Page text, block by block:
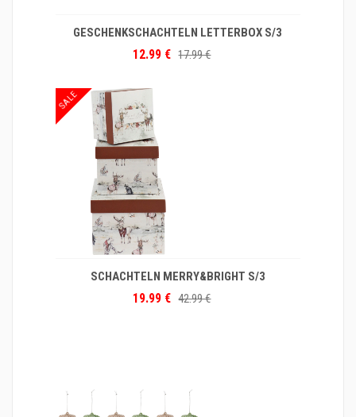
GESCHENKSCHACHTELN LETTERBOX S/3
12.99 € 17.99 €
SALE
SCHACHTELN MERRY&BRIGHT S/3
19.99 € 42.99 €